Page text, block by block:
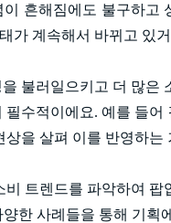
흔해짐에도 불구하고
가 계속해서 바뀌고 있
불러일으키고 더 많은
필수적이에요. 예를 들
상을 살펴 이를 반영하는
비 트렌드를 파악하여
한 사례들을 통해 기획